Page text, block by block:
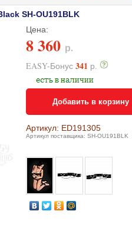
SH-OU191BLK
Цена:
8 360 р.
EASY-Бонус 341 р.
Добавить в корзину
Артикул: ED191305
Артикул поставщика: SH-OU191BLK